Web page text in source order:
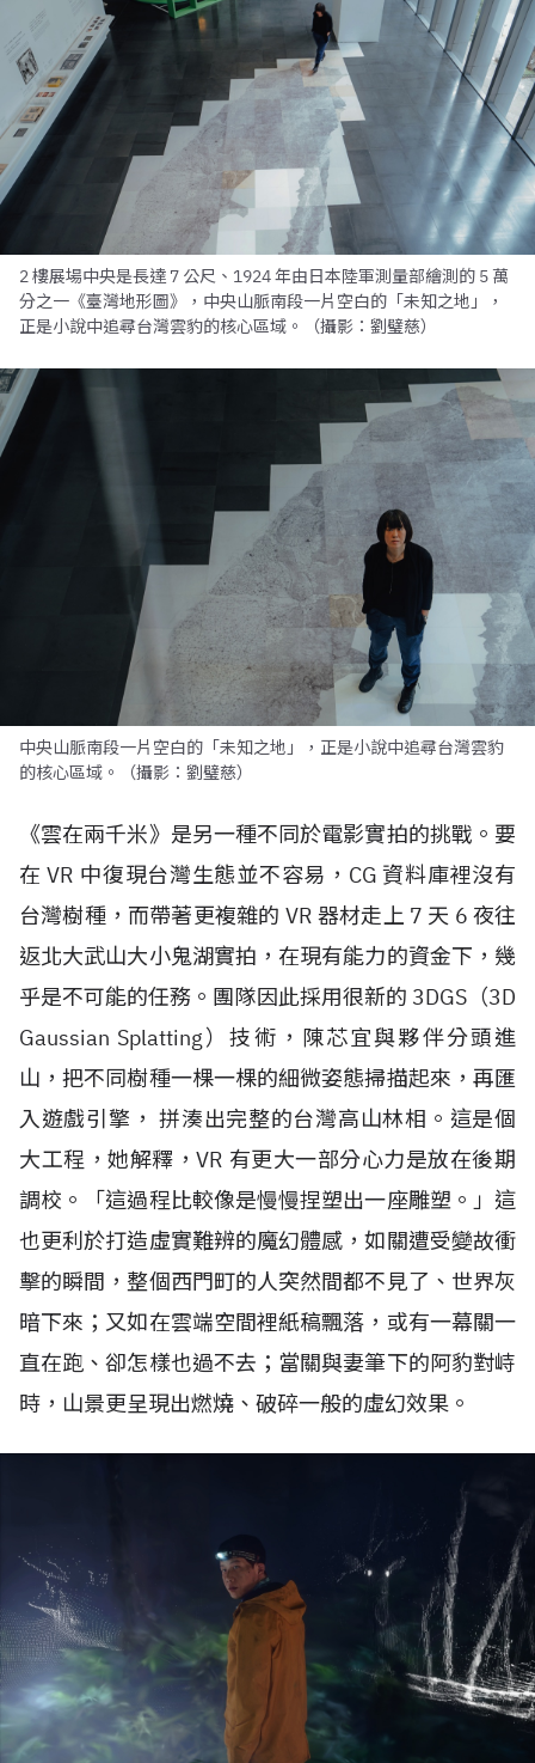
2 樓展場中央是長達 7 公尺、1924 年由日本陸軍測量部繪測的 5 萬
分之一《臺灣地形圖》，中央山脈南段一片空白的「未知之地」，
正是小說中追尋台灣雲豹的核心區域。（攝影：劉璧慈）
中央山脈南段一片空白的「未知之地」，正是小說中追尋台灣雲豹
的核心區域。（攝影：劉璧慈）
《雲在兩千米》是另一種不同於電影實拍的挑戰。要
在VR 中復現台灣生態並不容易， CG資料庫裡沒有
台灣樹種，而帶著更複雜的 VR 器材走上 7 天 6 夜往
返北大武山大小鬼湖實拍，在現有能力的資金下，幾
乎是不可能的任務。團隊因此採用很新的 3DGS（3D
Gaussian Splatting）技術，陳芯宜與夥伴分頭進
山，把不同樹種一棵一棵的細微姿態掃描起來，再匯
入遊戲引擎， 拼湊出完整的台灣高山林相。這是個
大工程，她解釋，VR 有更大一部分心力是放在後期
調校。「這過程比較像是慢慢捏塑出一座雕塑。」這
也更利於打造虛實難辨的魔幻體感，如關遭受變故衝
擊的瞬間，整個西門町的人突然間都不見了、世界灰
暗下來；又如在雲端空間裡紙稿飄落，或有一幕關一
直在跑、卻怎樣也過不去；當關與妻筆下的阿豹對峙
時，山景更呈現出燃燒、破碎一般的虛幻效果。